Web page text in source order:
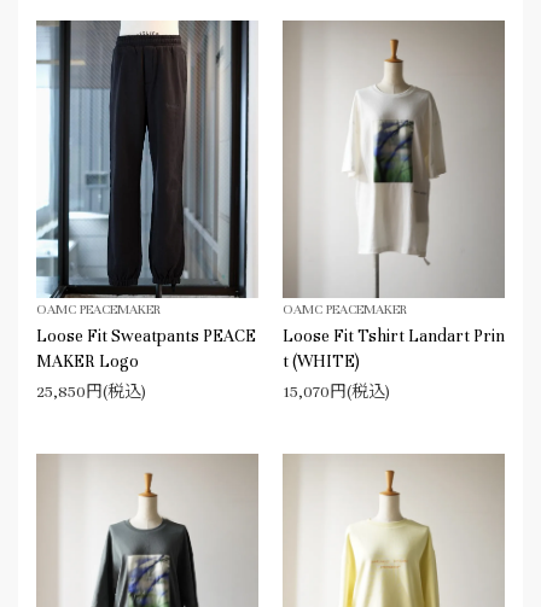
OAMC PEACEMAKER
Loose Fit Sweatpants PEACE
MAKER Logo
25,850円(税込)
OAMC PEACEMAKER
Loose Fit Tshirt Landart Prin
t (WHITE)
15,070円(税込)